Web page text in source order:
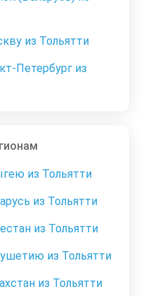
из Тольятти
Петербург из
из Тольятти
из Тольятти
из Тольятти
из Тольятти
из Тольятти